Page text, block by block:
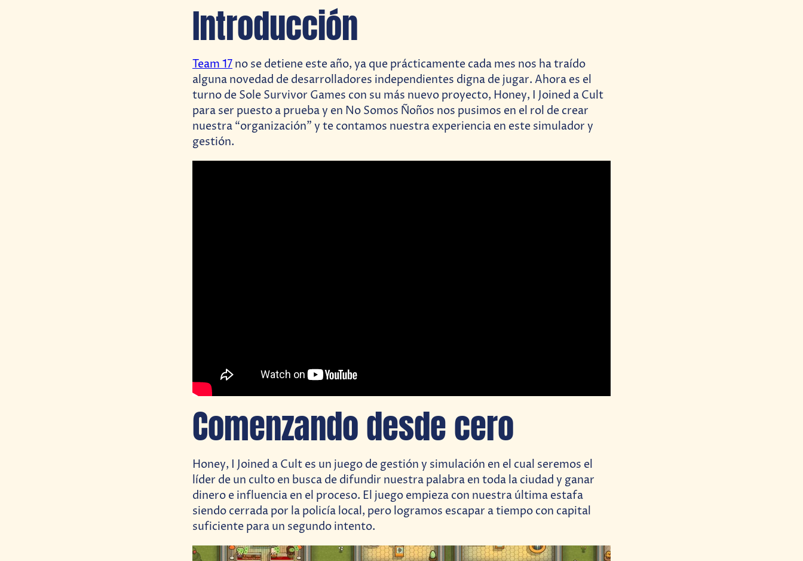
Introducción
Team 17 no se detiene este año, ya que prácticamente cada mes nos ha traído
alguna novedad de desarrolladores independientes digna de jugar. Ahora es el
turno de Sole Survivor Games con su más nuevo proyecto, Honey, I Joined a Cult
para ser puesto a prueba y en No Somos Ñoños nos pusimos en el rol de crear
nuestra “organización” y te contamos nuestra experiencia en este simulador y
gestión.
Comenzando desde cero
Honey, I Joined a Cult es un juego de gestión y simulación en el cual seremos el
líder de un culto en busca de difundir nuestra palabra en toda la ciudad y ganar
dinero e influencia en el proceso. El juego empieza con nuestra última estafa
siendo cerrada por la policía local, pero logramos escapar a tiempo con capital
suficiente para un segundo intento.